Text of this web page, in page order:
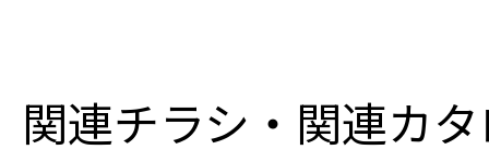
関連チラシ・関連カ